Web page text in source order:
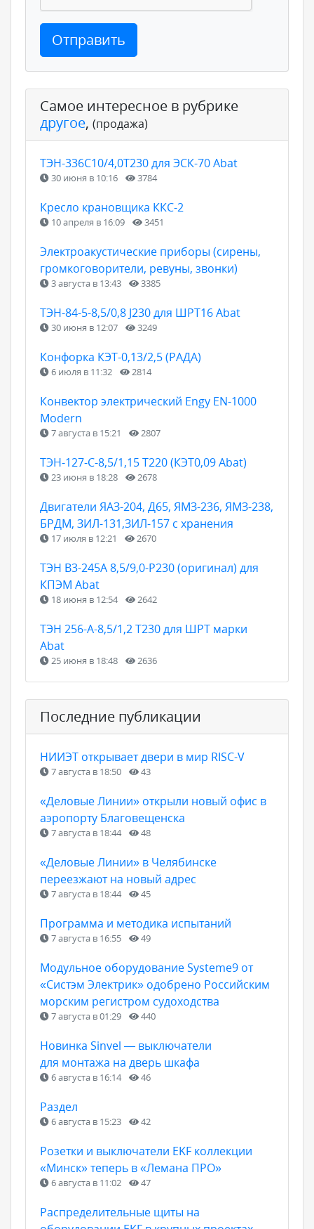
Отправить
Самое интересное в рубрике
другое, (продажа)
ТЭН-336С10/4,0Т230 для ЭСК-70 Abat
30 июня в 10:16 3784
Кресло крановщика ККС-2
10 апреля в 16:09 3451
Электроакустические приборы (сирены,
громкоговорители, ревуны, звонки)
3 августа в 13:43 3385
ТЭН-84-5-8,5/0,8 J230 для ШРТ16 Abat
30 июня в 12:07 3249
Конфорка КЭТ-0,13/2,5 (РАДА)
6 июля в 11:32 2814
Конвектор электрический Engy EN-1000
Modern
7 августа в 15:21 2807
ТЭН-127-С-8,5/1,15 Т220 (КЭТ0,09 Abat)
23 июня в 18:28 2678
Двигатели ЯАЗ-204, Д65, ЯМЗ-236, ЯМЗ-238,
БРДМ, ЗИЛ-131,ЗИЛ-157 с хранения
17 июля в 12:21 2670
ТЭН B3-245A 8,5/9,0-P230 (оригинал) для
КПЭМ Abat
18 июня в 12:54 2642
ТЭН 256-А-8,5/1,2 Т230 для ШРТ марки
Abat
25 июня в 18:48 2636
Последние публикации
НИИЭТ открывает двери в мир RISC-V
7 августа в 18:50 43
«Деловые Линии» открыли новый офис в
аэропорту Благовещенска
7 августа в 18:44 48
«Деловые Линии» в Челябинске
переезжают на новый адрес
7 августа в 18:44 45
Программа и методика испытаний
7 августа в 16:55 49
Модульное оборудование Systeme9 от
«Систэм Электрик» одобрено Российским
морским регистром судоходства
7 августа в 01:29 440
Новинка Sinvel — выключатели
для монтажа на дверь шкафа
6 августа в 16:14 46
Раздел
6 августа в 15:23 42
Розетки и выключатели EKF коллекции
«Минск» теперь в «Лемана ПРО»
6 августа в 11:02 47
Распределительные щиты на